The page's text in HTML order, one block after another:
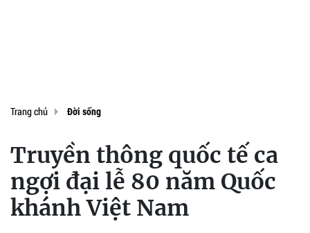
Trang chủ Đời sống
Truyền thông quốc tế ca
ngợi đại lễ 80 năm Quốc
khánh Việt Nam